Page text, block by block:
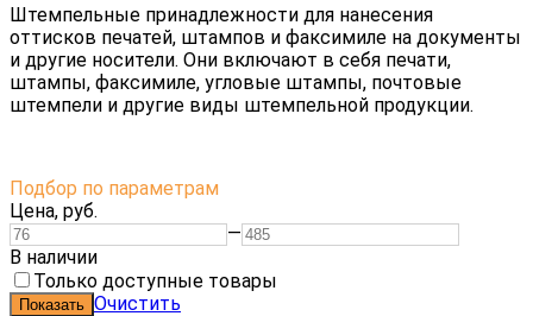
Штемпельные принадлежности для нанесения
оттисков печатей, штампов и факсимиле на документы
и другие носители. Они включают в себя печати,
штампы, факсимиле, угловые штампы, почтовые
штемпели и другие виды штемпельной продукции.
Подбор по параметрам
Цена, руб.
—
В наличии
Только доступные товары
Очистить